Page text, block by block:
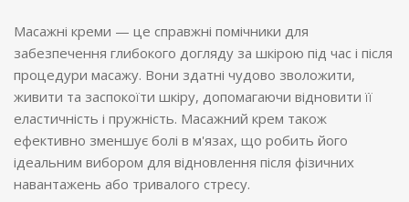
Масажні креми — це справжні помічники для
забезпечення глибокого догляду за шкірою під час і після
процедури масажу. Вони здатні чудово зволожити,
живити та заспокоїти шкіру, допомагаючи відновити її
еластичність і пружність. Масажний крем також
ефективно зменшує болі в м'язах, що робить його
ідеальним вибором для відновлення після фізичних
навантажень або тривалого стресу.